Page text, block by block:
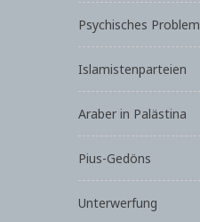
Psychisches Problem
Islamistenparteien
Araber in Palästina
Pius-Gedöns
Unterwerfung